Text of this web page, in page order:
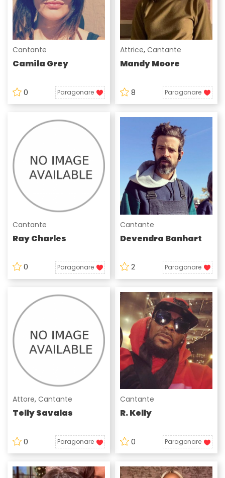
Cantante
Camila Grey
0 Paragonare
Attrice, Cantante
Mandy Moore
8 Paragonare
Cantante
Ray Charles
0 Paragonare
Cantante
Devendra Banhart
2 Paragonare
Attore, Cantante
Telly Savalas
0 Paragonare
Cantante
R. Kelly
0 Paragonare